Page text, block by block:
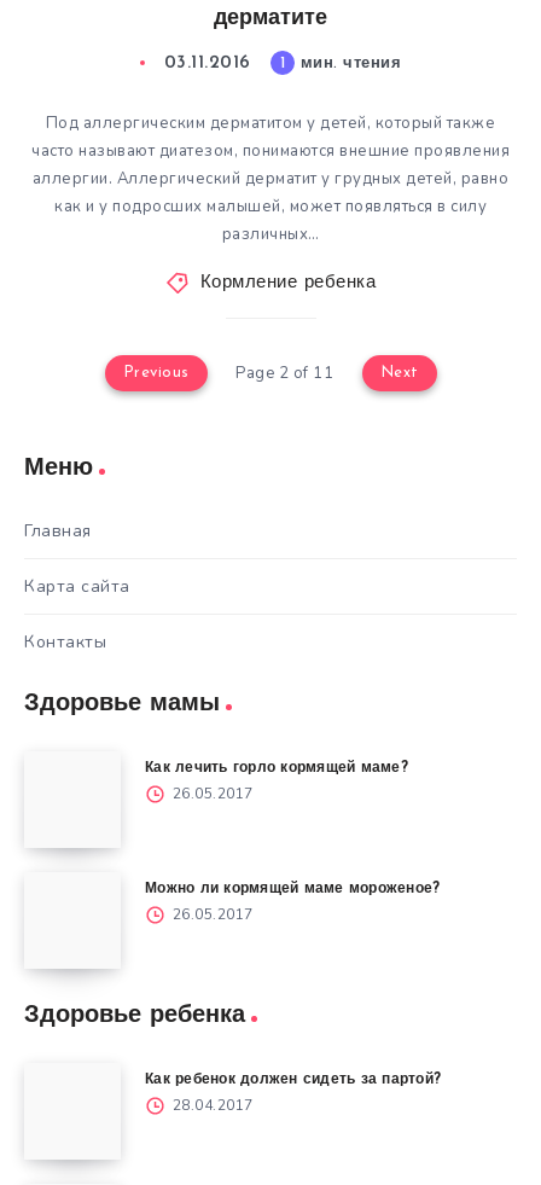
дерматите
03.11.2016 1 мин. чтения
Под аллергическим дерматитом у детей, который также
часто называют диатезом, понимаются внешние проявления
аллергии. Аллергический дерматит у грудных детей, равно
как и у подросших малышей, может появляться в силу
различных…
Кормление ребенка
Previous Page 2 of 11 Next
Меню
Главная
Карта сайта
Контакты
Здоровье мамы
Как лечить горло кормящей маме?
26.05.2017
Можно ли кормящей маме мороженое?
26.05.2017
Здоровье ребенка
Как ребенок должен сидеть за партой?
28.04.2017